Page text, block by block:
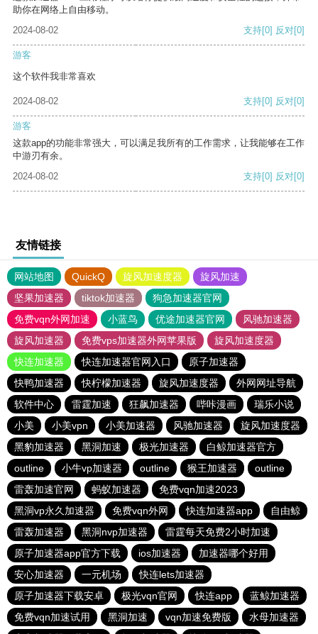
助你在网络上自由移动。
2024-08-02
支持[0] 反对[0]
游客
这个软件我非常喜欢
2024-08-02 支持[0] 反对[0]
游客
这款app的功能非常强大，可以满足我所有的工作需求，让我能够在工作
中游刃有余。
2024-08-02
支持[0] 反对[0]
友情链接
网站地图 QuickQ 旋风加速度器
旋风加速
坚果加速器
tiktok加速器
狗急加速器官网
免费vqn外网加速
小蓝鸟 优途加速器官网
风驰加速器
旋风加速器
免费vps加速器外网苹果版
旋风加速度器
快连加速器
快连加速器官网入口
原子加速器
快鸭加速器
快柠檬加速器 旋风加速度器
外网网址导航
软件中心
雷霆加速 狂飙加速器 哔咔漫画
瑞乐小说
小美
小美vpn 小美加速器 风驰加速器
旋风加速度器
黑豹加速器
黑洞加速 极光加速器
白鲸加速器官方
outline
小牛vp加速器 outline 猴王加速器
outline
雷轰加速官网
蚂蚁加速器
免费vqn加速2023
黑洞vp永久加速器
免费vqn外网 快连加速器app
自由鲸
雷轰加速器
黑洞nvp加速器
雷霆每天免费2小时加速
原子加速器app官方下载
ios加速器
加速器哪个好用
安心加速器
一元机场
快连lets加速器
原子加速器下载安卓
极光vqn官网 快连app
蓝鲸加速器
免费vqn加速试用
黑洞加速 vqn加速免费版
水母加速器